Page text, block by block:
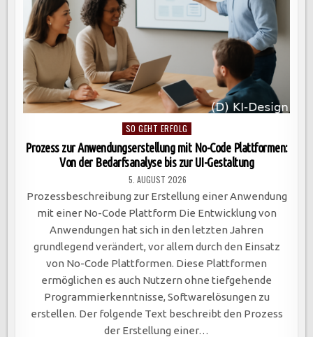
Posted
in
SO GEHT ERFOLG
Prozess zur Anwendungserstellung mit No-Code Plattformen:
Von der Bedarfsanalyse bis zur UI-Gestaltung
5. AUGUST 2026
Prozessbeschreibung zur Erstellung einer Anwendung
mit einer No-Code Plattform Die Entwicklung von
Anwendungen hat sich in den letzten Jahren
grundlegend verändert, vor allem durch den Einsatz
von No-Code Plattformen. Diese Plattformen
ermöglichen es auch Nutzern ohne tiefgehende
Programmierkenntnisse, Softwarelösungen zu
erstellen. Der folgende Text beschreibt den Prozess
der Erstellung einer…